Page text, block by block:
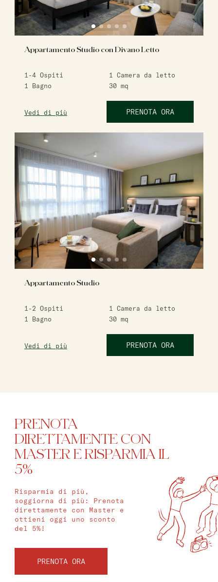
Appartamento Studio con Divano Letto
1-4 Ospiti 1
Camera da letto
1
Bagno 30 mq
Vedi di più PRENOTA ORA
Appartamento Studio
1-2 Ospiti 1
Camera da letto
1
Bagno 30 mq
Vedi di più PRENOTA ORA
PRENOTA
DIRETTAMENTE CON
MASTER E RISPARMIA IL
5%
Risparmia di più,
soggiorna di più: Prenota
direttamente con Master e
ottieni oggi uno sconto
del 5%!
PRENOTA ORA